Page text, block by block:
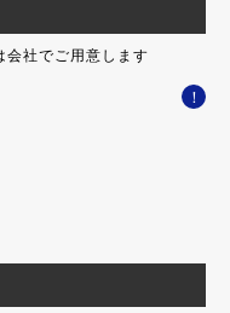
会社でご用意します
！